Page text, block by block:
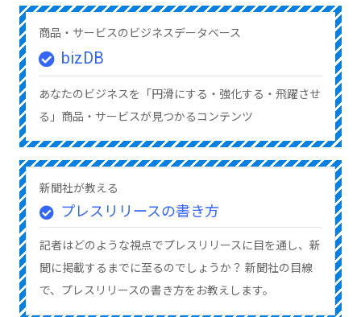
商品・サービスのビジネスデータベース
bizDB
あなたのビジネスを「円滑にする・強化する・飛躍させ
る」商品・サービスが見つかるコンテンツ
新聞社が教える
プレスリリースの書き方
記者はどのような視点でプレスリリースに目を通し、新
聞に掲載するまでに至るのでしょうか？ 新聞社の目線
で、プレスリリースの書き方をお教えします。